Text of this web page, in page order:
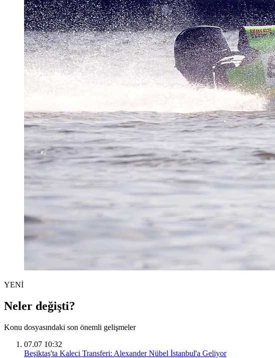
YENİ
Neler değişti?
Konu dosyasındaki son önemli gelişmeler
07.07 10:32
Beşiktaş'ta Kaleci Transferi: Alexander Nübel İstanbul'a Geliyor